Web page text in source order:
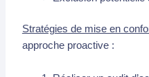
Stratégies de mise en
approche proactive :